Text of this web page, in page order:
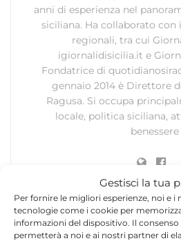
Gestisci la tua
Per fornire le migliori esperienze, noi e
tecnologie come i cookie per
informazioni del dispositivo. Il
permetterà a noi e ai nostri partner di
anni di esperienza nel
siciliana. Ha collaborato
regionali, tra cui
igiornalidisicilia.it e
Fondatrice di
gennaio 2014 è Direttore
Ragusa. Si occupa
locale, politica siciliana,
benessere